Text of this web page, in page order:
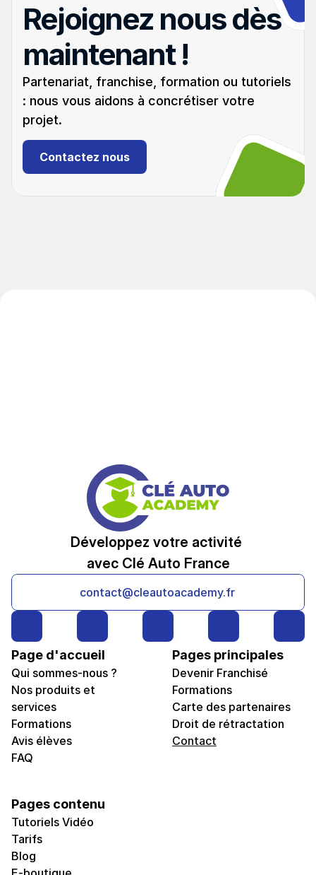
Téléphone
Adresse
39 rue de Paris, 59140 Dunkerque
Rejoignez nous dès
maintenant !
Partenariat, franchise, formation ou tutoriels
: nous vous aidons à concrétiser votre
projet.
Contactez nous
Développez votre activité
avec Clé Auto France
contact@cleautoacademy.fr
Page d'accueil
Qui sommes-nous ?
Nos produits et
services
Formations
Avis élèves
FAQ
Pages principales
Devenir Franchisé
Formations
Carte des partenaires
Droit de rétractation
Contact
Pages contenu
Tutoriels Vidéo
Tarifs
Blog